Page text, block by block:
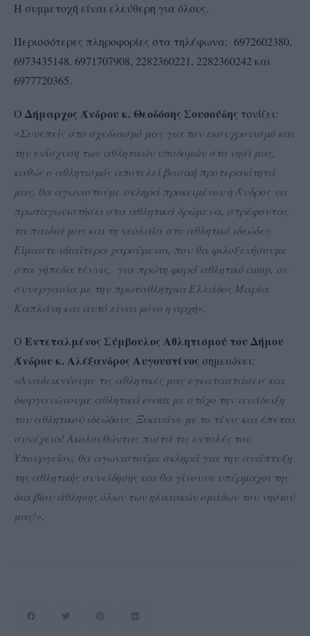
Η συμμετοχή είναι ελεύθερη για όλους.
Περισσότερες πληροφορίες στα τηλέφωνα: 6972602380,
6973435148, 6971707908, 2282360221, 2282360242 και
6977720365.
Ο Δήμαρχος Άνδρου κ. Θεοδόσης Σουσούδης τονίζει:
«Συνεπείς στο σχεδιασμό μας για τον εκσυχρονισμό και
την ενίσχυση των αθλητικών υποδομών στο νησί μας,
καθώς ο αθλητισμός αποτελεί βασική προτεραιότητά
μας, θα αγωνιστούμε σκληρά προκειμένου η Άνδρος να
πρωταγωνιστήσει στα αθλητικά δρώμενα, στρέφοντας
τα παιδιά μας και τη νεολαία στο αθλητικό ιδεώδες.
Είμαστε ιδιαίτερα χαρούμενοι, που θα φιλοξενήσουμε
στα γήπεδα τέννις, για πρώτη φορά αθλητικό camp, σε
συνεργασία με την πρωταθλήτρια Eλλάδος Μαρία
Καπλάνη και αυτό είναι μόνο η αρχή».
Ο Εντεταλμένος Σύμβουλος Αθλητισμού του Δήμου
Άνδρου κ. Αλέξανδρος Αυγουστίνος σημειώνει:
«Αναδεικνύουμε τις αθλητικές μας εγκαταστάσεις και
διοργανώνουμε αθλητικά events με στόχο την ανάδειξη
του αθλητικού ιδεώδους. Ξεκινάνε με το τένις και έπεται
συνέχεια! Ακολουθώντας πιστά τις εντολές του
Yπουργείου, θα αγωνιστούμε σκληρά για την ανάπτυξη
της αθλητικής συνείδησης και θα γίνουνε υπέρμαχοι της
δια βίου άθλησης όλων των ηλικιακών ομάδων του νησιού
μας!».